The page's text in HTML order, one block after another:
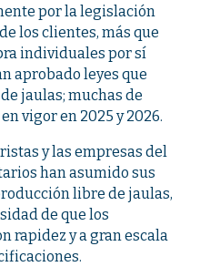
por la legislación
los clientes, más que
individuales por sí
aprobado leyes que
jaulas; muchas de
vigor en 2025 y 2026.
y las empresas del
han asumido sus
libre de jaulas,
de que los
rapidez y a gran escala